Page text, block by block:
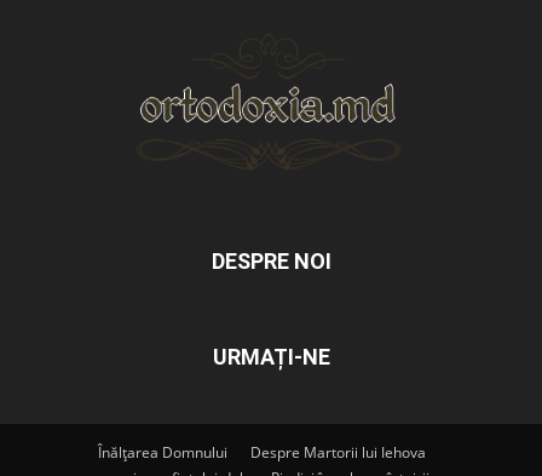
DESPRE NOI
URMAȚI-NE
Înălțarea Domnului
Despre Martorii lui Iehova